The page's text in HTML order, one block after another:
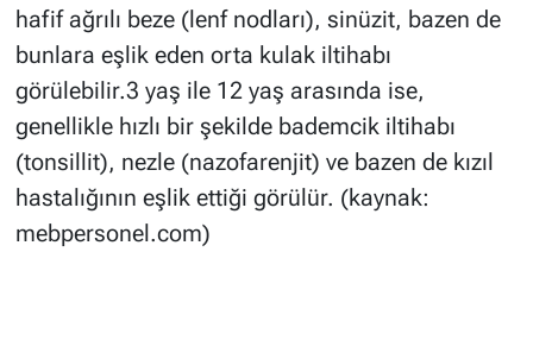
hafif ağrılı beze (lenf nodları), sinüzit, bazen de
bunlara eşlik eden orta kulak iltihabı
görülebilir.3 yaş ile 12 yaş arasında ise,
genellikle hızlı bir şekilde bademcik iltihabı
(tonsillit), nezle (nazofarenjit) ve bazen de kızıl
hastalığının eşlik ettiği görülür. (kaynak:
mebpersonel.com)